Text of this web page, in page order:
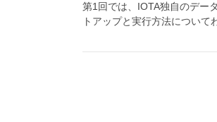
第1回では、IOTA独自のデー
トアップと実行方法について